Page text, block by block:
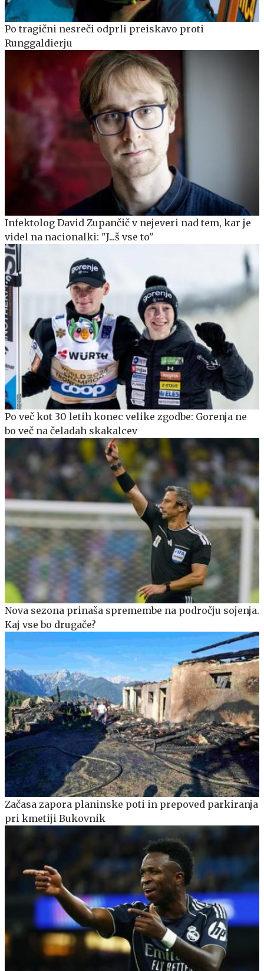
Po tragični nesreči odprli preiskavo proti
Runggaldierju
Infektolog David Zupančič v nejeveri nad tem, kar je
videl na nacionalki: "J...š vse to"
Po več kot 30 letih konec velike zgodbe: Gorenja ne
bo več na čeladah skakalcev
Nova sezona prinaša spremembe na področju sojenja.
Kaj vse bo drugače?
Začasa zapora planinske poti in prepoved parkiranja
pri kmetiji Bukovnik